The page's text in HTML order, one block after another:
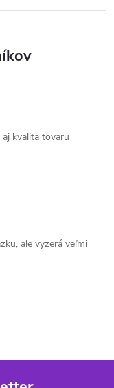
kvalita tovaru
ale vyzerá veľmi